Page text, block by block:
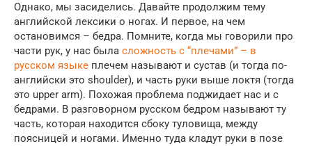
Однако, мы засиделись. Давайте продолжим тему
английской лексики о ногах. И первое, на чем
остановимся – бедра. Помните, когда мы говорили про
части рук, у нас была сложность с “плечами” – в
русском языке плечем называют и сустав (и тогда по-
английски это shoulder), и часть руки выше локтя (тогда
это upper arm). Похожая проблема поджидает нас и с
бедрами. В разговорном русском бедром называют ту
часть, которая находится сбоку туловища, между
поясницей и ногами. Именно туда кладут руки в позе